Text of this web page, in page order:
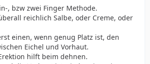
, bzw zwei Finger Methode.
reichlich Salbe, oder Creme, oder
einen, wenn genug Platz ist, den
Eichel und Vorhaut.
hilft beim dehnen.